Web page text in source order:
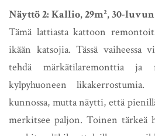
Näyttö 2: Kallio, 29m², 30-
Tämä lattiasta kattoon
ikään katsojia. Tässä vaiheessa
tehdä märkätilaremonttia ja
kylpyhuoneen
kunnossa, mutta näytti, että
merkitsee paljon. Toinen tärkeä